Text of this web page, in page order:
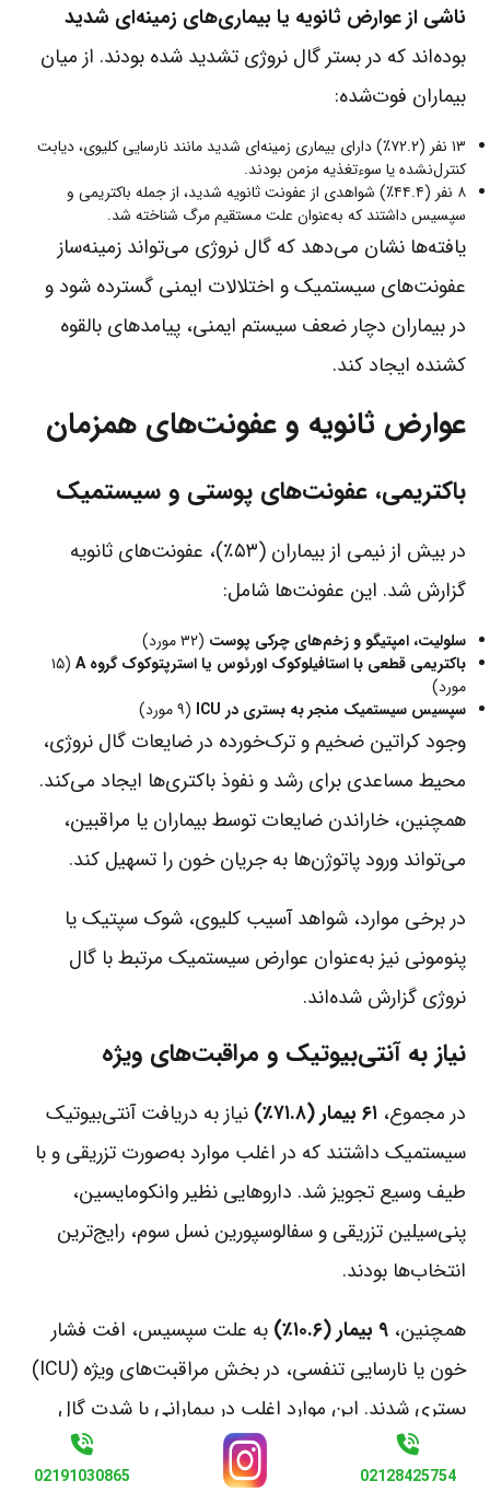
ناشی از عوارض ثانویه یا بیماری‌های زمینه‌ای شدید
بوده‌اند که در بستر گال نروژی تشدید شده بودند. از میان
بیماران فوت‌شده:
۱۳ نفر (۷۲.۲٪) دارای بیماری زمینه‌ای شدید مانند نارسایی کلیوی، دیابت
کنترل‌نشده یا سوءتغذیه مزمن بودند.
۸ نفر (۴۴.۴٪) شواهدی از عفونت ثانویه شدید، از جمله باکتریمی و
سپسیس داشتند که به‌عنوان علت مستقیم مرگ شناخته شد.
یافته‌ها نشان می‌دهد که گال نروژی می‌تواند زمینه‌ساز
عفونت‌های سیستمیک و اختلالات ایمنی گسترده شود و
در بیماران دچار ضعف سیستم ایمنی، پیامدهای بالقوه
کشنده ایجاد کند.
عوارض ثانویه و عفونت‌های همزمان
باکتریمی، عفونت‌های پوستی و سیستمیک
در بیش از نیمی از بیماران (۵۳٪)، عفونت‌های ثانویه
گزارش شد. این عفونت‌ها شامل:
سلولیت، امپتیگو و زخم‌های چرکی پوست (۳۲ مورد)
باکتریمی قطعی با استافیلوکوک اورئوس یا استرپتوکوک گروه A
(۱۵
مورد)
سپسیس سیستمیک منجر به بستری در ICU
(۹ مورد)
وجود کراتین ضخیم و ترک‌خورده در ضایعات گال نروژی،
محیط مساعدی برای رشد و نفوذ باکتری‌ها ایجاد می‌کند.
همچنین، خاراندن ضایعات توسط بیماران یا مراقبین،
می‌تواند ورود پاتوژن‌ها به جریان خون را تسهیل کند.
در برخی موارد، شواهد آسیب کلیوی، شوک سپتیک یا
پنومونی نیز به‌عنوان عوارض سیستمیک مرتبط با گال
نروژی گزارش شده‌اند.
نیاز به آنتی‌بیوتیک و مراقبت‌های ویژه
در مجموع، ۶۱ بیمار (۷۱.۸٪)
نیاز به دریافت آنتی‌بیوتیک
سیستمیک داشتند که در اغلب موارد به‌صورت تزریقی و با
طیف وسیع تجویز شد. داروهایی نظیر وانکومایسین،
پنی‌سیلین تزریقی و سفالوسپورین نسل سوم، رایج‌ترین
انتخاب‌ها بودند.
همچنین،۹ بیمار (۱۰.۶٪)
به علت سپسیس، افت فشار
خون یا نارسایی تنفسی، در بخش مراقبت‌های ویژه (ICU)
بستری شدند. این موارد اغلب در بیمارانی با شدت گال
درجه ۳، عفونت همزمان باکتریایی و بیماری‌های زمینه‌ای
شدید رخ داد.
02128425754
02191030865